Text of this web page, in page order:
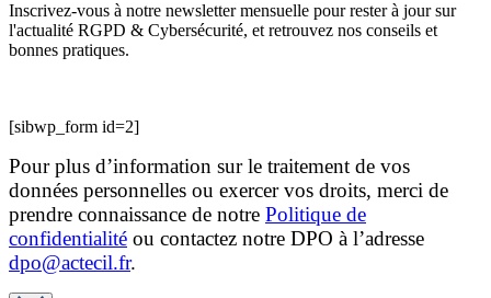
Inscrivez-vous à notre newsletter mensuelle pour rester à jour sur
l'actualité RGPD & Cybersécurité, et retrouvez nos conseils et
bonnes pratiques.
[sibwp_form id=2]
Pour plus d’information sur le traitement de vos
données personnelles ou exercer vos droits, merci de
prendre connaissance de notre Politique de
confidentialité ou contactez notre DPO à l’adresse
dpo@actecil.fr.